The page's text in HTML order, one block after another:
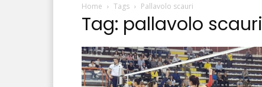
Home Tags Pallavolo scauri
Tag: pallavolo scauri